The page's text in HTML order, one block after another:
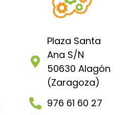
Plaza Santa
Ana S/N
50630 Alagón
(Zaragoza)
976 61 60 27